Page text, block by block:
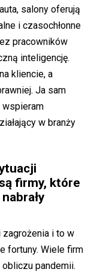
salony oferują
i czasochłonne
pracowników
inteligencję.
kliencie, a
Ja sam
wspieram
w branży
firmy, które
i to w
fortuny. Wiele firm
pandemii.